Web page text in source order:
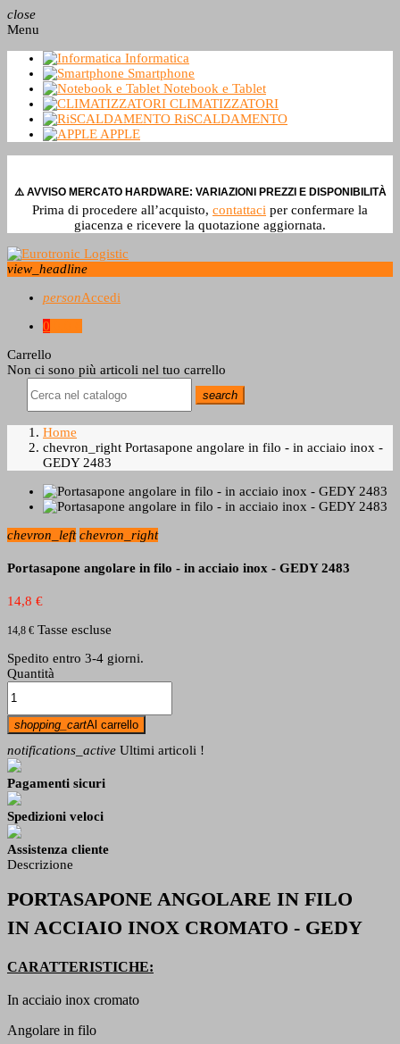
close
Menu
Informatica
Smartphone
Notebook e Tablet
CLIMATIZZATORI
RiSCALDAMENTO
APPLE
⚠️ AVVISO MERCATO HARDWARE: VARIAZIONI PREZZI E DISPONIBILITÀ
Prima di procedere all’acquisto, contattaci per confermare la
giacenza e ricevere la quotazione aggiornata.
view_headline
personAccedi
0
Carrello
Non ci sono più articoli nel tuo carrello
search
Home
chevron_right Portasapone angolare in filo - in acciaio inox -
GEDY 2483
chevron_left chevron_right
Portasapone angolare in filo - in acciaio inox - GEDY 2483
14,8 €
14,8 € Tasse escluse
Spedito entro 3-4 giorni.
Quantità
shopping_cartAl carrello
notifications_active Ultimi articoli !
Pagamenti sicuri
Spedizioni veloci
Assistenza cliente
Descrizione
PORTASAPONE ANGOLARE IN FILO
IN ACCIAIO INOX CROMATO - GEDY
CARATTERISTICHE:
In acciaio inox cromato
Angolare in filo